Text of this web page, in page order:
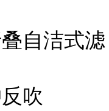
自洁式滤
吹